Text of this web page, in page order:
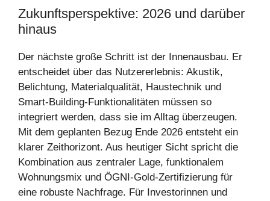
Zukunftsperspektive: 2026 und darüber
hinaus
Der nächste große Schritt ist der Innenausbau. Er
entscheidet über das Nutzererlebnis: Akustik,
Belichtung, Materialqualität, Haustechnik und
Smart-Building-Funktionalitäten müssen so
integriert werden, dass sie im Alltag überzeugen.
Mit dem geplanten Bezug Ende 2026 entsteht ein
klarer Zeithorizont. Aus heutiger Sicht spricht die
Kombination aus zentraler Lage, funktionalem
Wohnungsmix und ÖGNI-Gold-Zertifizierung für
eine robuste Nachfrage. Für Investorinnen und